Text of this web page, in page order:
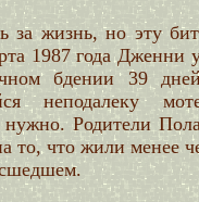
за жизнь, но эту
1987 года Дженни
бдении 39
неподалеку
Родители
то, что жили менее